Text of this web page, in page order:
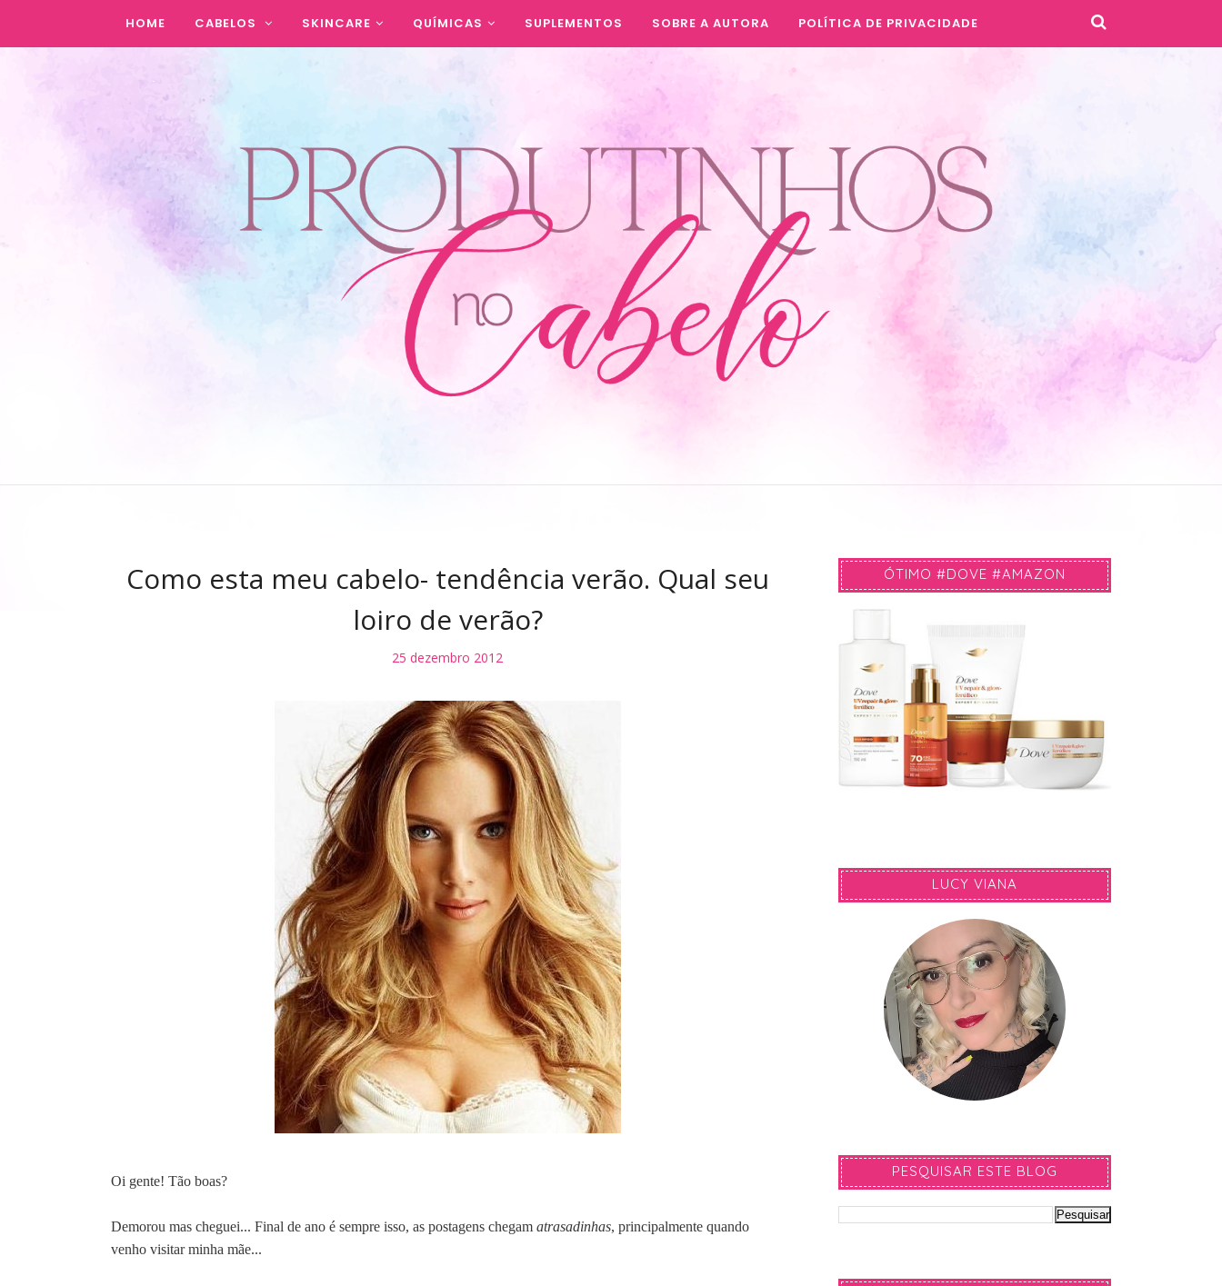
HOME CABELOS SKINCARE QUÍMICAS SUPLEMENTOS SOBRE A AUTORA POLÍTICA DE PRIVACIDADE
Como esta meu cabelo- tendência verão. Qual seu
loiro de verão?
25 dezembro 2012
Oi gente! Tão boas?
Demorou mas cheguei... Final de ano é sempre isso, as postagens chegam atrasadinhas, principalmente quando
venho visitar minha mãe...
ÓTIMO #DOVE #AMAZON
LUCY VIANA
PESQUISAR ESTE BLOG